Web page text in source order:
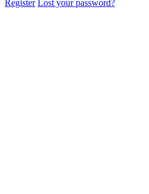
Register Lost your password?